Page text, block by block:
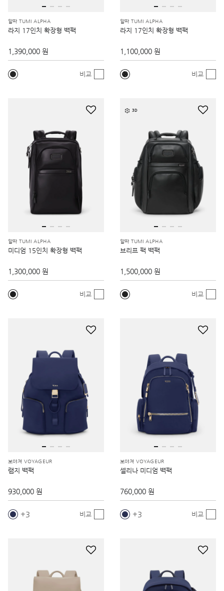
알파 TUMI ALPHA
라지 17인치 확장형 백팩
1,390,000 원
비교
알파 TUMI ALPHA
라지 17인치 확장형 백팩
1,100,000 원
비교
알파 TUMI ALPHA
미디엄 15인치 확장형 백팩
1,300,000 원
비교
3D
알파 TUMI ALPHA
브리프 팩 백팩
1,500,000 원
비교
보야져 VOYAGEUR
램지 백팩
930,000 원
3 비교
보야져 VOYAGEUR
셀리나 미디엄 백팩
760,000 원
3 비교